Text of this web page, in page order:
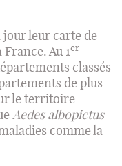
leur carte de
Au 1er
classés
de plus
le territoire
Aedes albopictus
comme la